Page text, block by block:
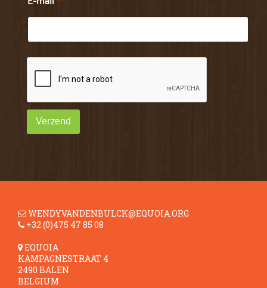
E-mail *
Verzend
WENDYVANDENBULCK@EQUOIA.ORG
+32 (0)475 47 85 08
EQUOIA
KAMPAGNESTRAAT 4
2490 BALEN
BELGIUM